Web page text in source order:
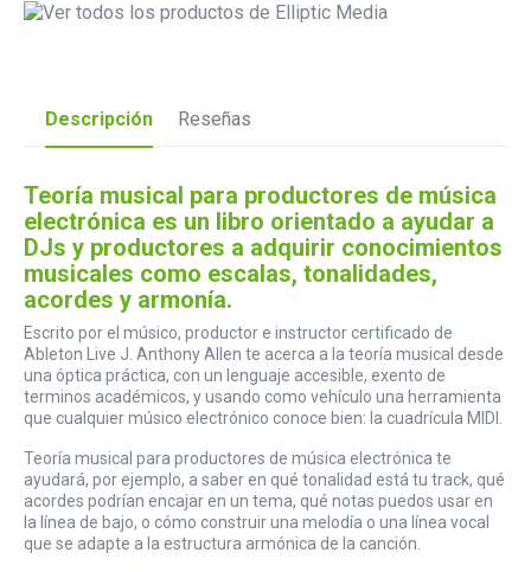
Descripción Reseñas
Teoría musical para productores de música
electrónica es un libro orientado a ayudar a
DJs y productores a adquirir conocimientos
musicales como escalas, tonalidades,
acordes y armonía.
Escrito por el músico, productor e instructor certificado de
Ableton Live J. Anthony Allen te acerca a la teoría musical desde
una óptica práctica, con un lenguaje accesible, exento de
terminos académicos, y usando como vehículo una herramienta
que cualquier músico electrónico conoce bien: la cuadrícula MIDI.
Teoría musical para productores de música electrónica te
ayudará, por ejemplo, a saber en qué tonalidad está tu track, qué
acordes podrían encajar en un tema, qué notas puedos usar en
la línea de bajo, o cómo construir una melodía o una línea vocal
que se adapte a la estructura armónica de la canción.